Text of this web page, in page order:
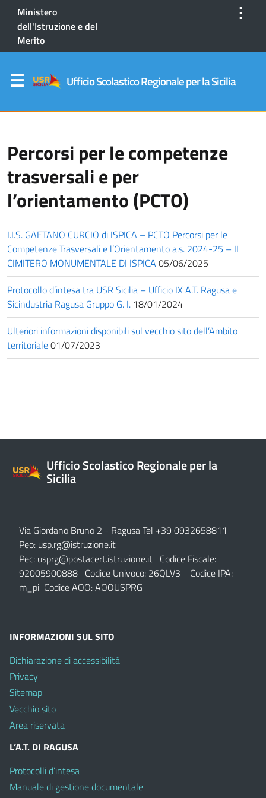
Ministero
dell'Istruzione e del
Merito
⋮
Ufficio Scolastico Regionale per la Sicilia
Percorsi per le competenze
trasversali e per
l’orientamento (PCTO)
I.I.S. GAETANO CURCIO di ISPICA – PCTO Percorsi per le
Competenze Trasversali e l’Orientamento a.s. 2024-25 – IL
CIMITERO MONUMENTALE DI ISPICA 05/06/2025
Protocollo d’intesa tra USR Sicilia – Ufficio IX A.T. Ragusa e
Sicindustria Ragusa Gruppo G. I. 18/01/2024
Ulteriori informazioni disponibili sul vecchio sito dell’Ambito
territoriale01/07/2023
Ufficio Scolastico Regionale per la
Sicilia
Via Giordano Bruno 2 - Ragusa Tel +39 0932658811
Peo: usp.rg@istruzione.it
Pec: usprg@postacert.istruzione.it Codice Fiscale:
92005900888 Codice Univoco: 26QLV3 Codice IPA:
m_pi Codice AOO: AOOUSPRG
INFORMAZIONI SUL SITO
Dichiarazione di accessibilità
Privacy
Sitemap
Vecchio sito
Area riservata
L’A.T. DI RAGUSA
Protocolli d’intesa
Manuale di gestione documentale